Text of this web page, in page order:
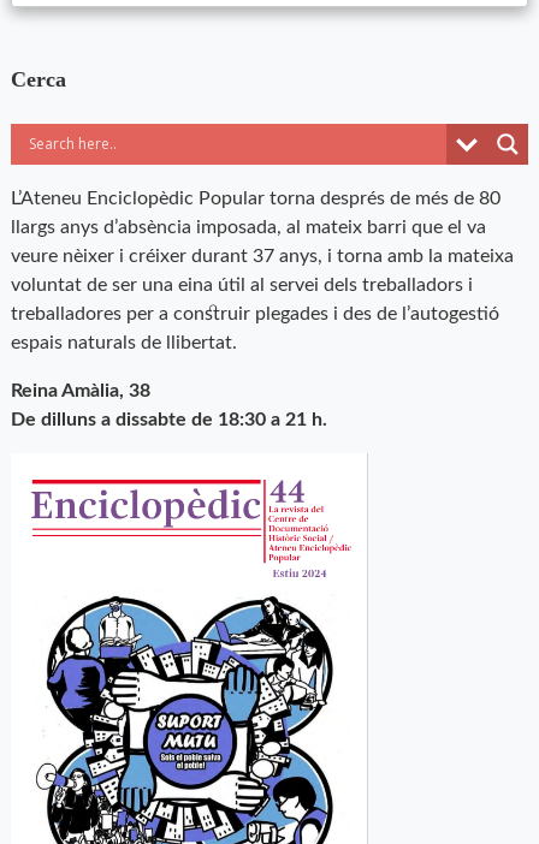
Cerca
L’Ateneu Enciclopèdic Popular torna després de més de 80
llargs anys d’absència imposada, al mateix barri que el va
veure nèixer i créixer durant 37 anys, i torna amb la mateixa
voluntat de ser una eina útil al servei dels treballadors i
treballadores per a construir plegades i des de l’autogestió
espais naturals de llibertat.
Reina Amàlia, 38
De dilluns a dissabte de 18:30 a 21 h.